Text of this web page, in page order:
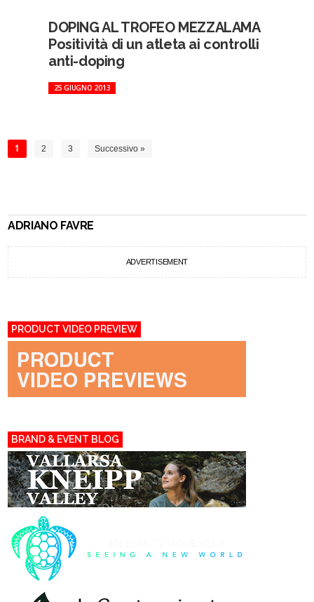
DOPING AL TROFEO MEZZALAMA
Positività di un atleta ai controlli
anti-doping
25 GIUGNO 2013
1 2 3 Successivo »
ADRIANO FAVRE
ADVERTISEMENT
PRODUCT VIDEO PREVIEW
BRAND & EVENT BLOG